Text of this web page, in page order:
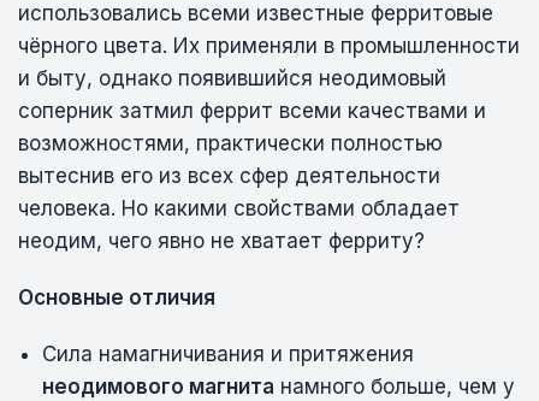
использовались всеми известные ферритовые
чёрного цвета. Их применяли в промышленности
и быту, однако появившийся неодимовый
соперник затмил феррит всеми качествами и
возможностями, практически полностью
вытеснив его из всех сфер деятельности
человека. Но какими свойствами обладает
неодим, чего явно не хватает ферриту?
Основные отличия
Сила намагничивания и притяжения
неодимового магнита намного больше, чем у